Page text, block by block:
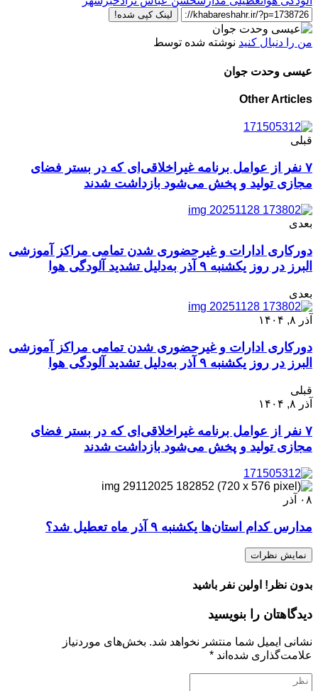
لینک کپی شده!
من را دنبال کنید نوشته شده توسط
عیسی وحدت جوان
Other Articles
قبلی
۷ نفر از عوامل برنامه‌ غیراخلاقی‌ای که در بستر فضای
مجازی تولید و پخش می‌شود بازداشت شدند
بعدی
دورکاری ادارات و غیرحضوری شدن تمامی مراکز آموزشی
البرز در روز یکشنبه ۹ آذر به‌دلیل تشدید آلودگی هوا
بعدی
آذر ۸, ۱۴۰۴
دورکاری ادارات و غیرحضوری شدن تمامی مراکز آموزشی
البرز در روز یکشنبه ۹ آذر به‌دلیل تشدید آلودگی هوا
قبلی
آذر ۸, ۱۴۰۴
۷ نفر از عوامل برنامه‌ غیراخلاقی‌ای که در بستر فضای
مجازی تولید و پخش می‌شود بازداشت شدند
۰۸ آذر
مدارس کدام استان‌ها یکشنبه ۹ آذر ماه تعطیل شد؟
نمایش نظرات
بدون نظر! اولین نفر باشید
دیدگاهتان را بنویسید
نشانی ایمیل شما منتشر نخواهد شد. بخش‌های موردنیاز
علامت‌گذاری شده‌اند *